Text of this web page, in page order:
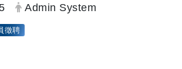
發布者：
Admin System
徵聘